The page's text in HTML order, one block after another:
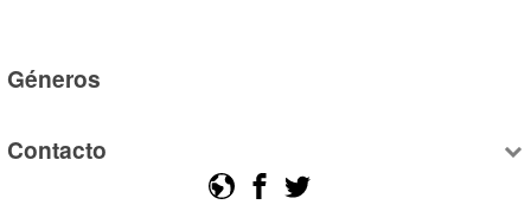
Géneros
Contacto